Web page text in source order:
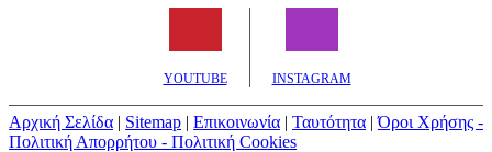
YOUTUBE INSTAGRAM
Αρχική Σελίδα | Sitemap | Επικοινωνία | Ταυτότητα |Όροι Χρήσης -
Πολιτική Απορρήτου - Πολιτική Cookies